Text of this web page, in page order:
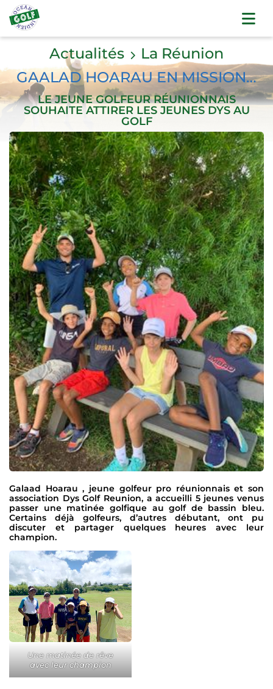
Actualités
La Réunion
GAALAD HOARAU EN MISSION…
LE JEUNE GOLFEUR RÉUNIONNAIS
SOUHAITE ATTIRER LES JEUNES DYS AU
GOLF
Galaad Hoarau , jeune golfeur pro réunionnais et son
association Dys Golf Reunion, a accueilli 5 jeunes venus
passer une matinée golfique au golf de bassin bleu.
Certains déjà golfeurs, d’autres débutant, ont pu
discuter et partager quelques heures avec leur
champion.
Une matinée de rêve
avec leur champion